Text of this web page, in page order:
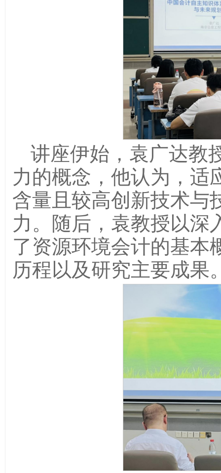
讲座伊始，袁广达教
力的概念，他认为，适
含量且较高创新技术与
力。随后，袁教授以深
了资源环境会计的基本
历程以及研究主要成果